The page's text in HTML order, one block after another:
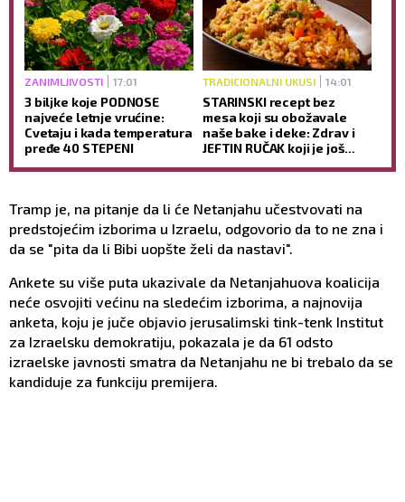
ZANIMLJIVOSTI 17:01
3 biljke koje PODNOSE
najveće letnje vrućine:
Cvetaju i kada temperatura
pređe 40 STEPENI
TRADICIONALNI UKUSI 14:01
STARINSKI recept bez
mesa koji su obožavale
naše bake i deke: Zdrav i
JEFTIN RUČAK koji je još
Tramp je, na pitanje da li će Netanjahu učestvovati na
predstojećim izborima u Izraelu, odgovorio da to ne zna i
da se "pita da li Bibi uopšte želi da nastavi".
Ankete su više puta ukazivale da Netanjahuova koalicija
neće osvojiti većinu na sledećim izborima, a najnovija
anketa, koju je juče objavio jerusalimski tink-tenk Institut
za Izraelsku demokratiju, pokazala je da 61 odsto
izraelske javnosti smatra da Netanjahu ne bi trebalo da se
kandiduje za funkciju premijera.